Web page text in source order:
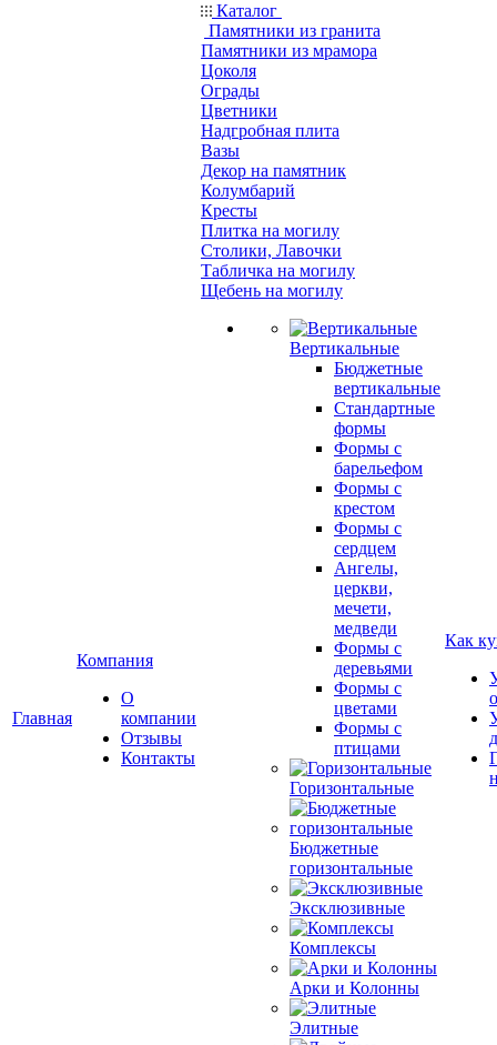
Главная
Компания
О
компании
Отзывы
Контакты
Каталог
Памятники из гранита
Памятники из мрамора
Цоколя
Ограды
Цветники
Надгробная плита
Вазы
Декор на памятник
Колумбарий
Кресты
Плитка на могилу
Столики, Лавочки
Табличка на могилу
Щебень на могилу
Вертикальные
Бюджетные
вертикальные
Стандартные
формы
Формы с
барельефом
Формы с
крестом
Формы с
сердцем
Ангелы,
церкви,
мечети,
медведи
Формы с
деревьями
Формы с
цветами
Формы с
птицами
Горизонтальные
Бюджетные
горизонтальные
Эксклюзивные
Комплексы
Арки и Колонны
Элитные
Как